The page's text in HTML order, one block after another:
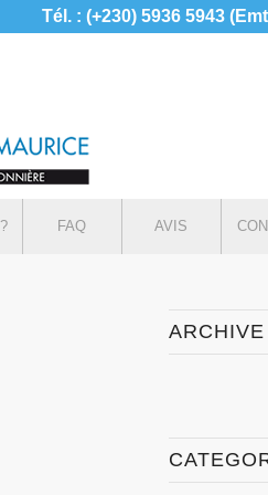
Tél. : (+230) 5936 5943
FAQ AVIS
ARCHIVE